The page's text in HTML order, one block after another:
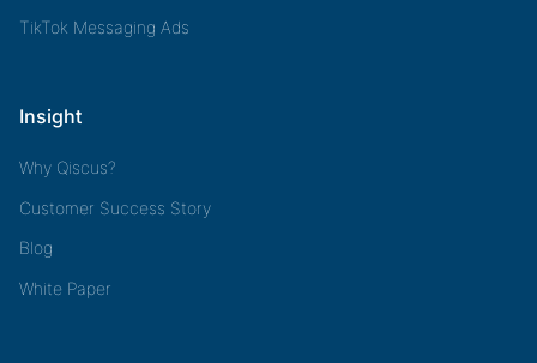
TikTok Messaging Ads
Insight
Why Qiscus?
Customer Success Story
Blog
White Paper